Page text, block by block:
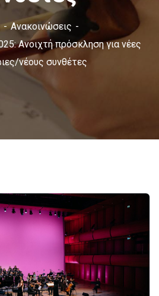
Ανακοινώσεις
Ανοιχτή πρόσκληση για νέες
νέους συνθέτες